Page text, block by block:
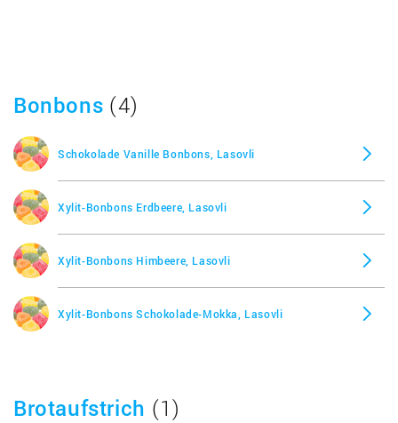
Bonbons (4)
Schokolade Vanille Bonbons, Lasovli
Xylit-Bonbons Erdbeere, Lasovli
Xylit-Bonbons Himbeere, Lasovli
Xylit-Bonbons Schokolade-Mokka, Lasovli
Brotaufstrich (1)